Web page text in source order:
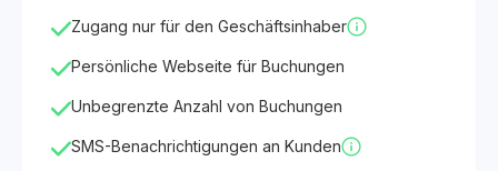
Zugang nur für den Geschäftsinhaber
Persönliche Webseite für Buchungen
Unbegrenzte Anzahl von Buchungen
SMS-Benachrichtigungen an Kunden